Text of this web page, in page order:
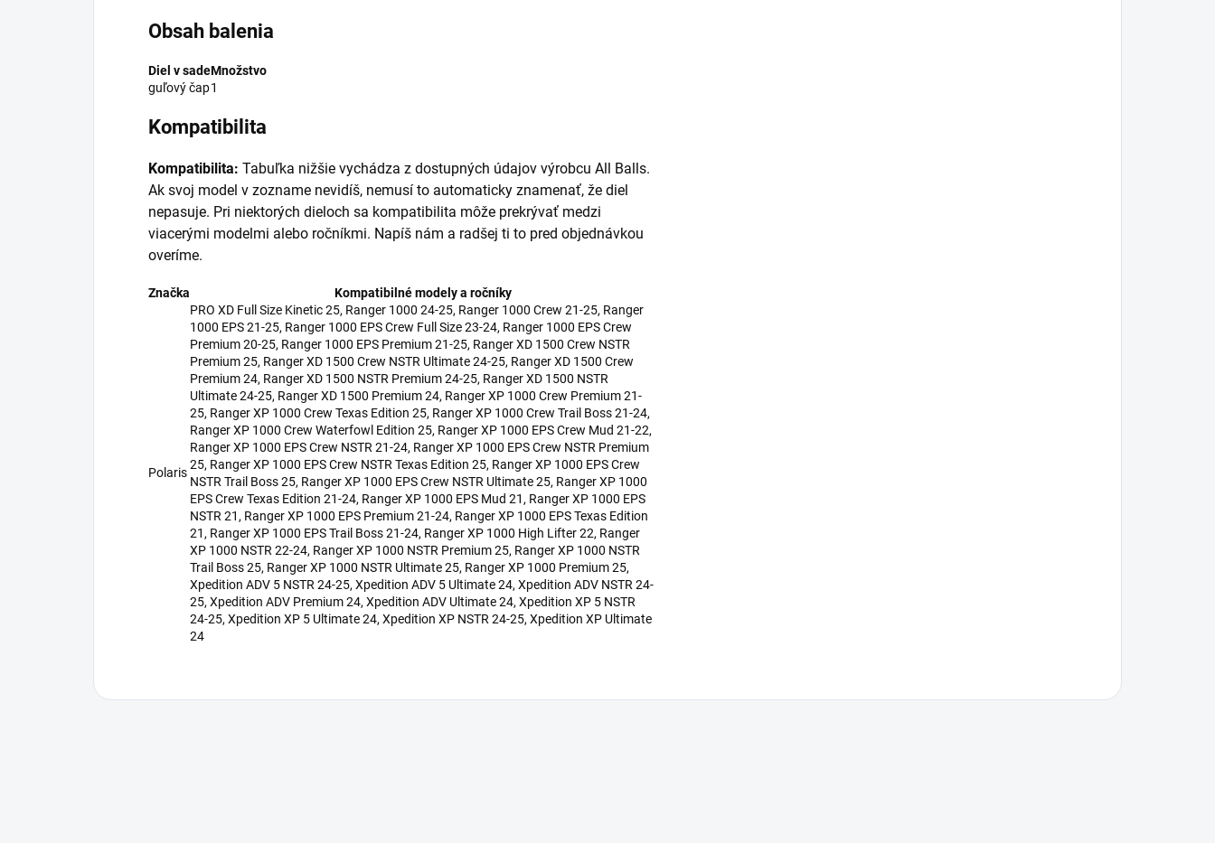
Obsah balenia
Diel v sadeMnožstvo
guľový čap1
Kompatibilita
Kompatibilita: Tabuľka nižšie vychádza z dostupných údajov výrobcu All Balls.
Ak svoj model v zozname nevidíš, nemusí to automaticky znamenať, že diel
nepasuje. Pri niektorých dieloch sa kompatibilita môže prekrývať medzi
viacerými modelmi alebo ročníkmi. Napíš nám a radšej ti to pred objednávkou
overíme.
Značka Kompatibilné modely a ročníky
Polaris
PRO XD Full Size Kinetic 25, Ranger 1000 24-25, Ranger 1000 Crew 21-25, Ranger
1000 EPS 21-25, Ranger 1000 EPS Crew Full Size 23-24, Ranger 1000 EPS Crew
Premium 20-25, Ranger 1000 EPS Premium 21-25, Ranger XD 1500 Crew NSTR
Premium 25, Ranger XD 1500 Crew NSTR Ultimate 24-25, Ranger XD 1500 Crew
Premium 24, Ranger XD 1500 NSTR Premium 24-25, Ranger XD 1500 NSTR
Ultimate 24-25, Ranger XD 1500 Premium 24, Ranger XP 1000 Crew Premium 21-
25, Ranger XP 1000 Crew Texas Edition 25, Ranger XP 1000 Crew Trail Boss 21-24,
Ranger XP 1000 Crew Waterfowl Edition 25, Ranger XP 1000 EPS Crew Mud 21-22,
Ranger XP 1000 EPS Crew NSTR 21-24, Ranger XP 1000 EPS Crew NSTR Premium
25, Ranger XP 1000 EPS Crew NSTR Texas Edition 25, Ranger XP 1000 EPS Crew
NSTR Trail Boss 25, Ranger XP 1000 EPS Crew NSTR Ultimate 25, Ranger XP 1000
EPS Crew Texas Edition 21-24, Ranger XP 1000 EPS Mud 21, Ranger XP 1000 EPS
NSTR 21, Ranger XP 1000 EPS Premium 21-24, Ranger XP 1000 EPS Texas Edition
21, Ranger XP 1000 EPS Trail Boss 21-24, Ranger XP 1000 High Lifter 22, Ranger
XP 1000 NSTR 22-24, Ranger XP 1000 NSTR Premium 25, Ranger XP 1000 NSTR
Trail Boss 25, Ranger XP 1000 NSTR Ultimate 25, Ranger XP 1000 Premium 25,
Xpedition ADV 5 NSTR 24-25, Xpedition ADV 5 Ultimate 24, Xpedition ADV NSTR 24-
25, Xpedition ADV Premium 24, Xpedition ADV Ultimate 24, Xpedition XP 5 NSTR
24-25, Xpedition XP 5 Ultimate 24, Xpedition XP NSTR 24-25, Xpedition XP Ultimate
24